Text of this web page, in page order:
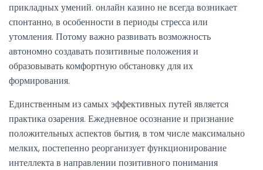
прикладных умений. онлайн казино не всегда возникает
спонтанно, в особенности в периоды стресса или
утомления. Потому важно развивать возможность
автономно создавать позитивные положения и
образовывать комфортную обстановку для их
формирования.
Единственным из самых эффективных путей является
практика озарения. Ежедневное осознание и признание
положительных аспектов бытия, в том числе максимально
мелких, постепенно реорганизует функционирование
интеллекта в направлении позитивного понимания